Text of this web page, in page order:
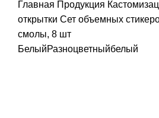
Главная Продукция
открытки Сет объемных
смолы, 8 шт
БелыйРазноцветныйбелый